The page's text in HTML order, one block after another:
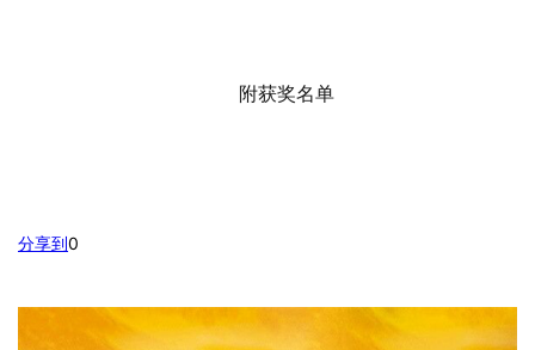
附获奖名单
分享到0